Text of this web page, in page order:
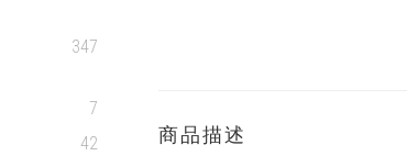
347
7
42 商品描述